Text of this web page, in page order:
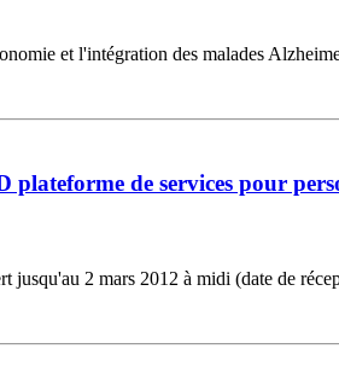
et l'intégration des malades
de services pour
2 mars 2012 à midi (date de